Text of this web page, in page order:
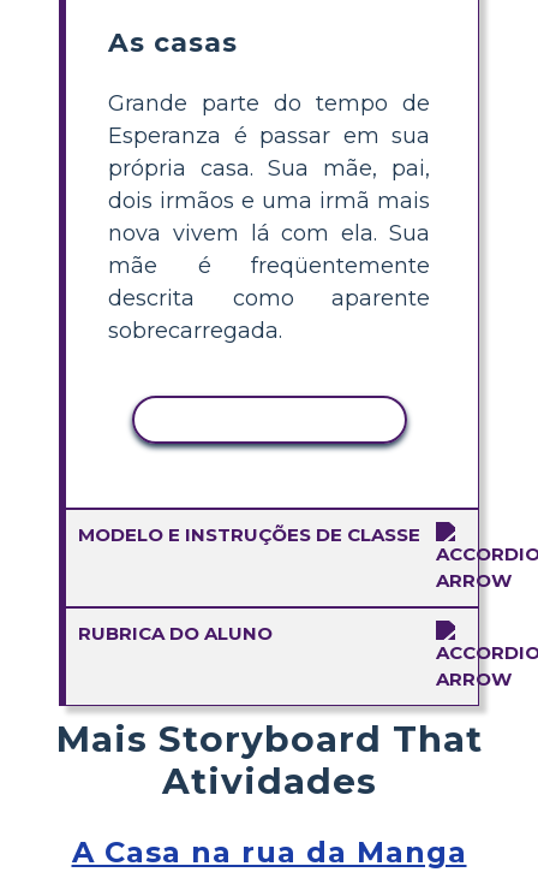
As casas
Grande parte do tempo de
Esperanza é passar em sua
própria casa. Sua mãe, pai,
dois irmãos e uma irmã mais
nova vivem lá com ela. Sua
mãe é freqüentemente
descrita como aparente
sobrecarregada.
MODELO E INSTRUÇÕES DE CLASSE
RUBRICA DO ALUNO
Mais Storyboard That
Atividades
A Casa na rua da Manga